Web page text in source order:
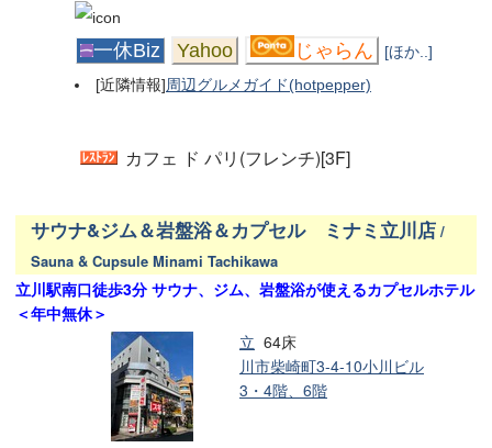
一休Biz Yahoo じゃらん
[ほか..]
[近隣情報]周辺グルメガイド(hotpepper)
カフェ ド パリ(フレンチ)[3F]
サウナ&ジム＆岩盤浴＆カプセル ミナミ立川店 /
Sauna & Cupsule Minami Tachikawa
立川駅南口徒歩3分 サウナ、ジム、岩盤浴が使えるカプセルホテル
＜年中無休＞
64床
立
川市柴崎町3-4-10小川ビル
3・4階、6階